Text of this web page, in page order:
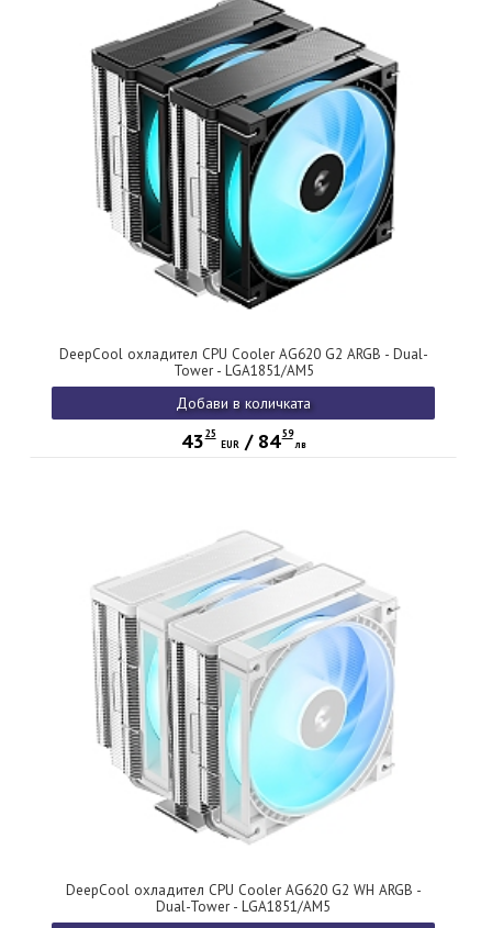
DeepCool охладител CPU Cooler AG620 G2 ARGB - Dual-
Tower - LGA1851/AM5
Добави в количката
43 25
EUR/ 84 59
лв
DeepCool охладител CPU Cooler AG620 G2 WH ARGB -
Dual-Tower - LGA1851/AM5